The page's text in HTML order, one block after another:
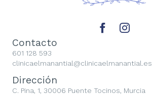
Contacto
601 128 593
clinicaelmanantial@clinicaelmanantial.es
Dirección
C. Pina, 1, 30006 Puente Tocinos, Murcia